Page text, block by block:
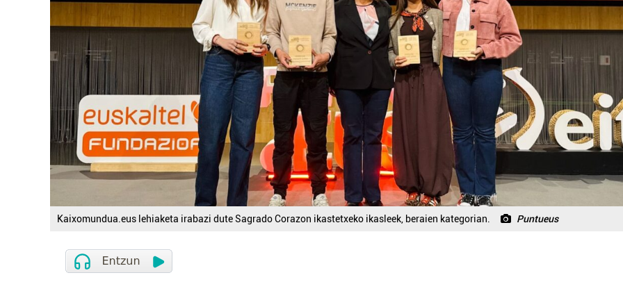
Kaixomundua.eus lehiaketa irabazi dute Sagrado Corazon ikastetxeko ikasleek, beraien kategorian. Puntueus